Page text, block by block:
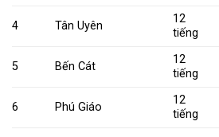
4 Tân Uyên
12
tiếng
5 Bến Cát
12
tiếng
6 Phú Giáo
12
tiếng